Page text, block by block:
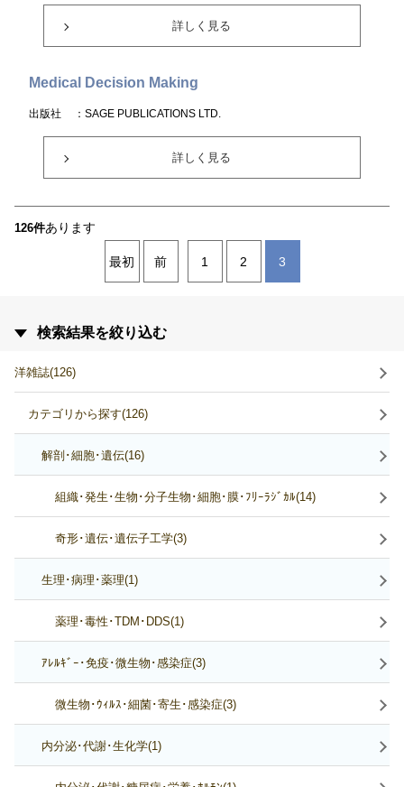
詳しく見る
Medical Decision Making
出版社 ：SAGE PUBLICATIONS LTD.
詳しく見る
126件あります
最初 前 1 2 3
検索結果を絞り込む
洋雑誌(126)
カテゴリから探す(126)
解剖･細胞･遺伝(16)
組織･発生･生物･分子生物･細胞･膜･ﾌﾘｰﾗｼﾞｶﾙ(14)
奇形･遺伝･遺伝子工学(3)
生理･病理･薬理(1)
薬理･毒性･TDM･DDS(1)
ｱﾚﾙｷﾞｰ･免疫･微生物･感染症(3)
微生物･ｳｨﾙｽ･細菌･寄生･感染症(3)
内分泌･代謝･生化学(1)